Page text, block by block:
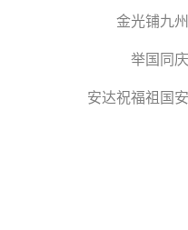
金光铺九
举国同
安达祝福祖国